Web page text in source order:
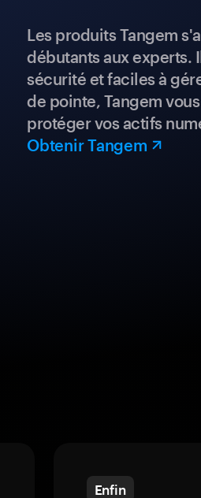
Les produits Tangem
débutants aux experts.
sécurité et faciles à
de pointe, Tangem
protéger vos actifs
Obtenir Tangem
Enfin